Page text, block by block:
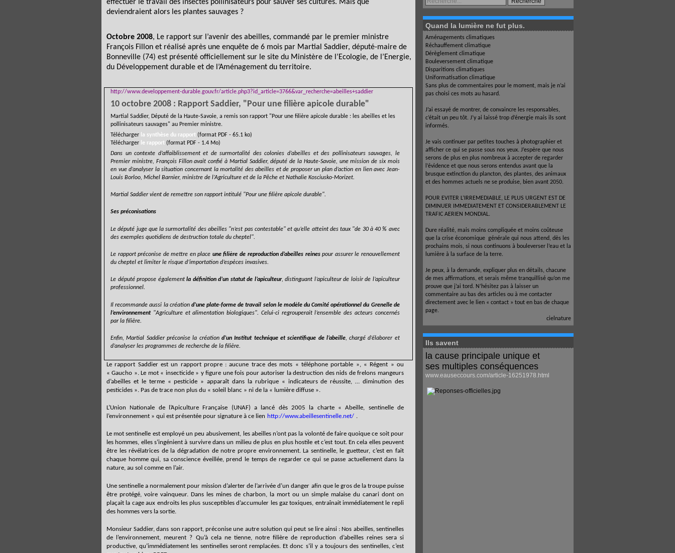
effectuer le travail des insectes pollinisateurs pour sauver ses cultures. Mais que
deviendraient alors les plantes sauvages ?
Octobre 2008, Le rapport sur l’avenir des abeilles, commandé par le premier ministre
François Fillon et réalisé après une enquête de 6 mois par Martial Saddier, député-maire de
Bonneville (74) est présenté officiellement sur le site du Ministère de l’Ecologie, de l’Energie,
du Développement durable et de l’Aménagement du territoire.
http://www.developpement-durable.gouv.fr/article.php3?id_article=3766&var_recherche=abeilles+saddier
10 octobre 2008 : RapportSaddier, "Pour une filière apicole durable"
MartialSaddier, Député de la Haute-Savoie, a remis son rapport "Pour une filière apicole durable : les abeilles et les
pollinisateurs sauvages" au Premier ministre.
Télécharger la synthèse du rapport (format PDF - 65.1 ko)
Télécharger le rapport (format PDF - 1.4 Mo)
Dans un contexte d’affaiblissement et de surmortalité des colonies d’abeilles et des pollinisateurs sauvages, le
Premier ministre, François Fillon avait confié à Martial Saddier, député de la Haute-Savoie, une mission de six mois
en vue d’analyser la situation concernant la mortalité des abeilles et de proposer un plan d’action en lien avec Jean-
Louis Borloo, Michel Barnier, ministre de l’Agriculture et de la Pêche et Nathalie Kosciusko-Morizet.
Martial Saddier vient de remettre son rapport intitulé "Pour une filière apicole durable".
Ses préconisations
Le député juge que la surmortalité des abeilles "n’est pas contestable" et qu’elle atteint des taux "de 30 à 40 % avec
des exemples quotidiens de destruction totale du cheptel".
Le rapport préconise de mettre en place une filière de reproduction d’abeilles reinespour assurer le renouvellement
du cheptel et limiter le risque d’importation d’espèces invasives.
Le député propose égalementla définition d’un statut de l’apiculteur, distinguant l’apiculteur de loisir de l’apiculteur
professionnel.
Il recommande aussi la création d’une plate-forme de travail selon le modèle du Comité opérationnel du Grenelle de
l’environnement"Agriculture et alimentation biologiques". Celui-ci regrouperait l’ensemble des acteurs concernés
par la filière.
Enfin, Martial Saddier préconise la création d’un Institut technique et scientifique de l’abeille, chargé d’élaborer et
d’analyser les programmes de recherche de la filière.
Le rapport Saddier est un rapport propre : aucune trace des mots « téléphone portable », « Régent » ou
« Gaucho ». Le mot « insecticide » y figure une fois pour autoriser la destruction des nids de frelons mangeurs
d’abeilles et le terme « pesticide » apparaît dans la rubrique « indicateurs de réussite, … diminution des
pesticides ». Pas de trace non plus du « soleil blanc » ni de la « lumière diffuse ».
L’Union Nationale de l’Apiculture Française (UNAF) a lancé dès 2005 la charte « Abeille, sentinelle de
l’environnement » qui est présentée pour signature à ce lien http://www.abeillesentinelle.net/ .
Le mot sentinelle est employé un peu abusivement, les abeilles n’ont pas la volonté de faire quoique ce soit pour
les hommes, elles s’ingénient à survivre dans un milieu de plus en plus hostile et c’est tout. En cela elles peuvent
être les révélatrices de la dégradation de notre propre environnement. La sentinelle, le guetteur, c’est en fait
chaque homme qui, sa conscience éveillée, prend le temps de regarder ce qui se passe actuellement dans la
nature, au sol comme en l’air.
Une sentinelle a normalement pour mission d’alerter de l’arrivée d’un danger afin que le gros de la troupe puisse
être protégé, voire vainqueur. Dans les mines de charbon, la mort ou un simple malaise du canari dont on
plaçait la cage aux endroits les plus susceptibles d’accumuler les gaz toxiques, entraînait immédiatement le repli
des hommes vers la sortie.
Monsieur Saddier, dans son rapport, préconise une autre solution qui peut se lire ainsi : Nos abeilles, sentinelles
de l’environnement, meurent ? Qu’à cela ne tienne, notre filière de reproduction d’abeilles reines sera si
productive, qu’immédiatement les sentinelles seront remplacées. Et donc s’il y a toujours des sentinelles, c’est
Quand la lumière ne fut plus.
Aménagements climatiques
Réchauffement climatique
Dérèglement climatique
Bouleversement climatique
Disparitions climatiques
Uniformatisation climatique
Sans plus de commentaires pour le moment, mais je n’ai
pas choisi ces mots au hasard.
J’ai essayé de montrer, de convaincre les responsables,
c’était un peu tôt. J’y ai laissé trop d’énergie mais ils sont
informés.
Je vais continuer par petites touches à photographier et
afficher ce qui se passe sous nos yeux. J’espère que nous
serons de plus en plus nombreux à accepter de regarder
l’évidence et que nous serons entendus avant que la
brusque extinction du plancton, des plantes, des animaux
et des hommes actuels ne se produise, bien avant 2050.
POUR EVITER L’IRREMEDIABLE, LE PLUS URGENT EST DE
DIMINUER IMMEDIATEMENT ET CONSIDERABLEMENT LE
TRAFIC AERIEN MONDIAL.
Dure réalité, mais moins compliquée et moins coûteuse
que la crise économique générale qui nous attend, dès les
prochains mois, si nous continuons à bouleverser l’eau et la
lumière à la surface de la terre.
Je peux, à la demande, expliquer plus en détails, chacune
de mes affirmations, et serais même tranquillisé qu’on me
prouve que j’ai tord. N’hésitez pas à laisser un
commentaire au bas des articles ou à me contacter
directement avec le lien « contact » tout en bas de chaque
page.
cielnature
Ils savent
la cause principale unique et
ses multiples conséquences
www.eauseccours.com/article-16251978.html